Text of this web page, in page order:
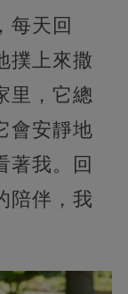
每天回
撲上來撒
里，它總
會安靜地
著我。回
陪伴，我